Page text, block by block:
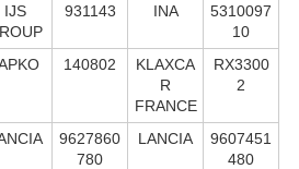
IJS
931143 INA
5310097
10
140802
KLAXCA
R
FRANCE
RX3300
2
9627860
780
LANCIA
9607451
480